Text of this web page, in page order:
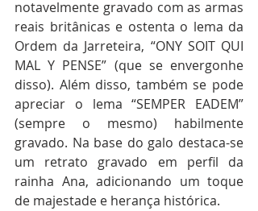
notavelmente gravado com as armas
reais britânicas e ostenta o lema da
Ordem da Jarreteira, “ONY SOIT QUI
MAL Y PENSE” (que se envergonhe
disso). Além disso, também se pode
apreciar o lema “SEMPER EADEM”
(sempre o mesmo) habilmente
gravado. Na base do galo destaca-se
um retrato gravado em perfil da
rainha Ana, adicionando um toque
de majestade e herança histórica.